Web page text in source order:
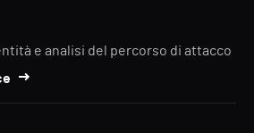
e analisi del percorso di attacco